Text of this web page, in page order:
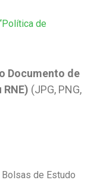
de
Documento de
(JPG, PNG,
de Estudo